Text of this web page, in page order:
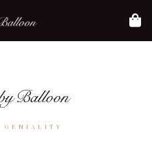
GENIALITY